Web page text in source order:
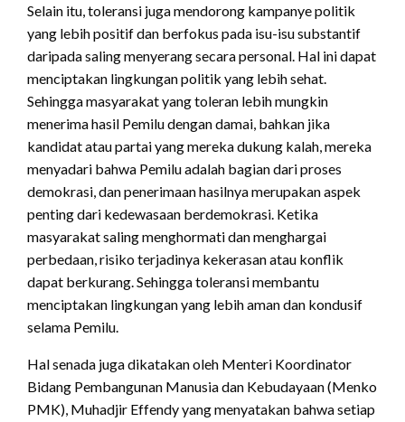
Selain itu, toleransi juga mendorong kampanye politik
yang lebih positif dan berfokus pada isu-isu substantif
daripada saling menyerang secara personal. Hal ini dapat
menciptakan lingkungan politik yang lebih sehat.
Sehingga masyarakat yang toleran lebih mungkin
menerima hasil Pemilu dengan damai, bahkan jika
kandidat atau partai yang mereka dukung kalah, mereka
menyadari bahwa Pemilu adalah bagian dari proses
demokrasi, dan penerimaan hasilnya merupakan aspek
penting dari kedewasaan berdemokrasi. Ketika
masyarakat saling menghormati dan menghargai
perbedaan, risiko terjadinya kekerasan atau konflik
dapat berkurang. Sehingga toleransi membantu
menciptakan lingkungan yang lebih aman dan kondusif
selama Pemilu.
Hal senada juga dikatakan oleh Menteri Koordinator
Bidang Pembangunan Manusia dan Kebudayaan (Menko
PMK), Muhadjir Effendy yang menyatakan bahwa setiap